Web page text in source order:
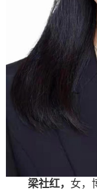
梁社红， 女，